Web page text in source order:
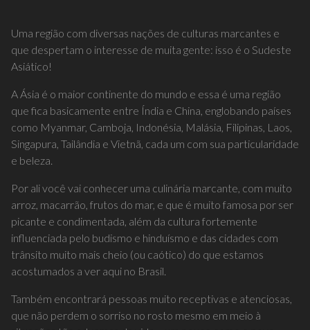
Uma região com diversas nações de culturas marcantes e
que despertam o interesse de muita gente: isso é o Sudeste
Asiático!
A Ásia é o maior continente do mundo e essa é uma região
que fica basicamente entre Índia e China, englobando países
como Myanmar, Camboja, Indonésia, Malásia, Filipinas, Laos,
Singapura, Tailândia e Vietnã, cada um com sua particularidade
e beleza.
Por ali você vai conhecer uma culinária marcante, com muito
arroz, macarrão, frutos do mar, e que é muito famosa por ser
picante e condimentada, além da cultura fortemente
influenciada pelo budismo e hinduísmo e das cidades com
trânsito muito mais cheio (ou caótico) do que estamos
acostumados a ver aqui no Brasil.
Também encontrará pessoas muito receptivas e atenciosas,
que não perdem o sorriso no rosto mesmo em meio à